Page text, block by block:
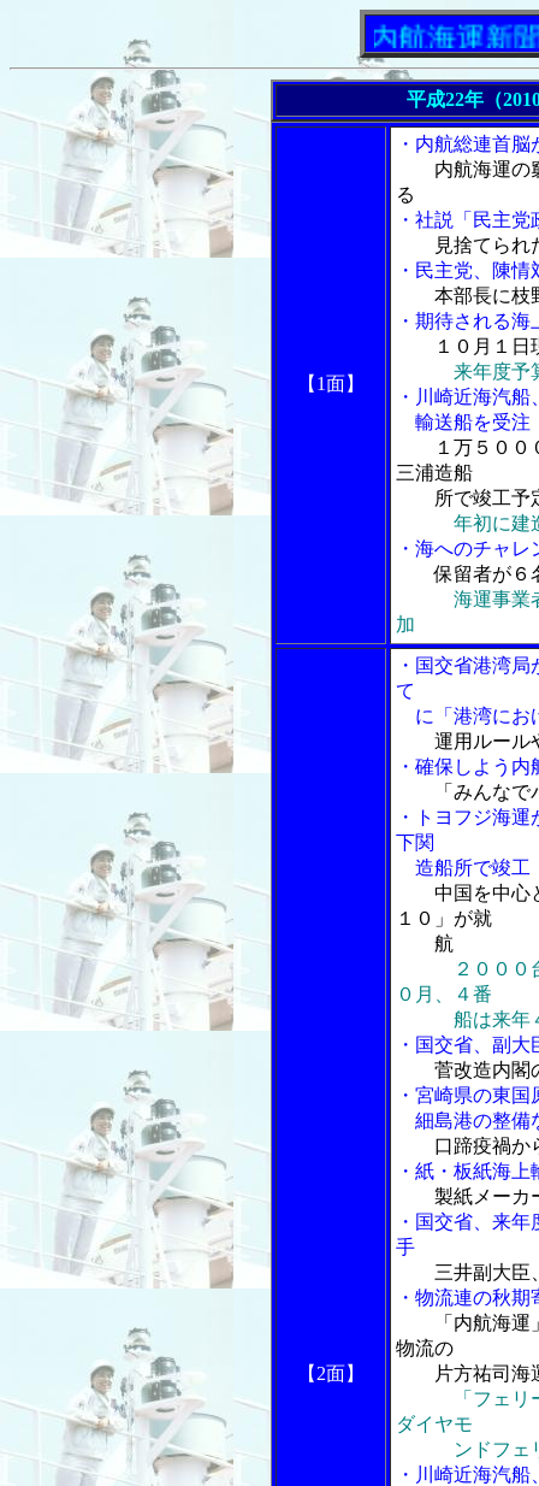
「内航海運新聞」ニュ
平成22年（
【1面】
・内航総連首
内航海運の
る
・社説「民主
見捨てられ
・民主党、陳
本部長に枝
・期待される
１０月１
来年度予
・川崎近海汽
輸送船を受注
１万５０
三浦造船
所で竣工予
年初に建
・海へのチャ
保留者が６
海運事業
加
【2面】
・国交省港湾
て
に「港湾にお
運用ルール
・確保しよう
「みんなで
・トヨフジ海
下関
造船所で竣工
中国を中心
１０」が就
航
２００
０月、４番
船は来年４
・国交省、副
菅改造内閣
・宮崎県の東
細島港の整備
口蹄疫禍か
・紙・板紙海
製紙メーカ
・国交省、来
手
三井副大臣
・物流連の秋
「内航海
物流の
片方祐司海
「フェリー
ダイヤモ
ンドフェリ
・川崎近海汽